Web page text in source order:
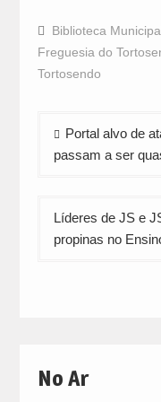
Facebook
(Opens
in
new
window)
(Opens
in
new
Biblioteca
Freguesia do
Tortosendo
Navegação
de
Portal alvo de
passam a ser
Líderes de JS e
propinas no
No Ar